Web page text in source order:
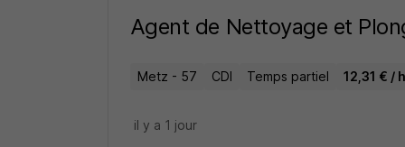
Agent de Nettoyage et
Metz - 57 CDI Temps partiel 12,31 € /
il y a 1 jour